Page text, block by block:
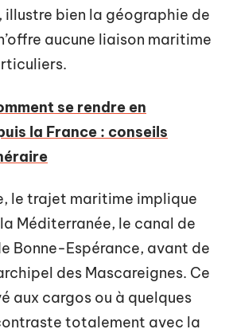
, illustre bien la géographie de
aucune liaison maritime
se rendre en
la France : conseils
le trajet maritime implique
Méditerranée, le canal de
Bonne-Espérance, avant de
des Mascareignes. Ce
aux cargos ou à quelques
totalement avec la